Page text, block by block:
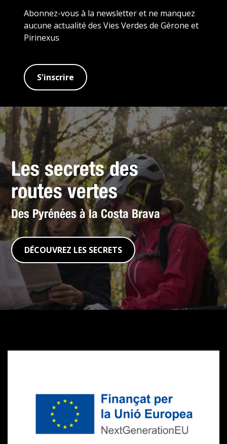
Abonnez-vous à la newsletter et ne manquez
aucune actualité des Vies Verdes de Gérone et
Pirinexus
S'inscrire
Les secrets des
routes vertes
Des Pyrénées à la Costa Brava
DÉCOUVREZ LES SECRETS